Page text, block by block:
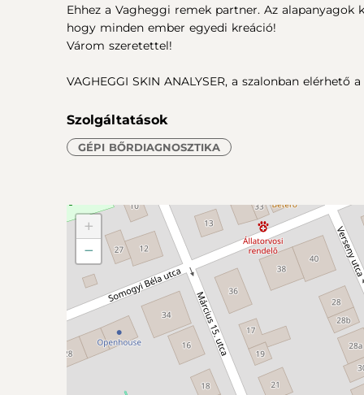
Ehhez a Vagheggi remek partner. Az
hogy minden ember egyedi kreáció!
Várom szeretettel!
VAGHEGGI SKIN ANALYSER, a szalonban
Szolgáltatások
GÉPI BŐRDIAGNOSZTIKA
+
−